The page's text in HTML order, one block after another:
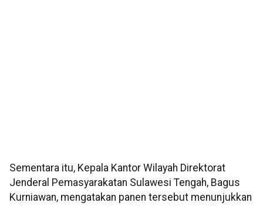
Sementara itu, Kepala Kantor Wilayah Direktorat
Jenderal Pemasyarakatan Sulawesi Tengah, Bagus
Kurniawan, mengatakan panen tersebut menunjukkan